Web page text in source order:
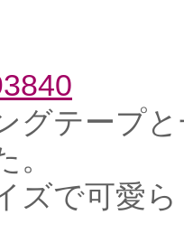
グテープ
。
ズで可愛